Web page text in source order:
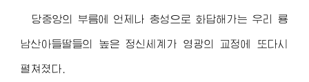
당중앙의 부름에 언제나 충성으로 화답해가는 우리 룡
남산아들딸들의 높은 정신세계가 영광의 교정에 또다시
펼쳐졌다.